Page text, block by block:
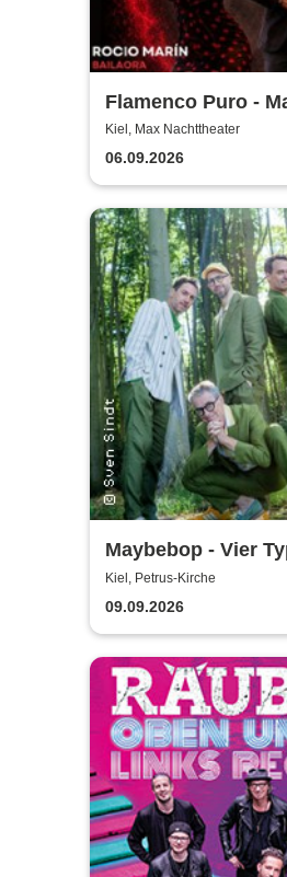
Flamenco Puro -
Nachttheater
Kiel, Max Nachttheater
06.09.2026
Maybebop - Vier
Mikrofone. Sonst
Kiel, Petrus-Kirche
09.09.2026